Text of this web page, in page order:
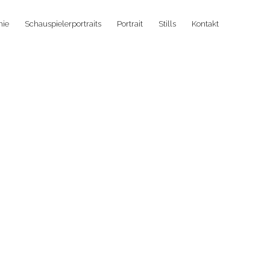
Schauspielerportraits Portrait Stills Kontakt